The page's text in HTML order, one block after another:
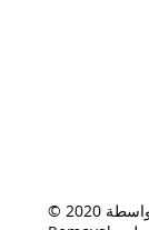
© 2020 بواسطة Hulk Haulers VA Movers & Junk